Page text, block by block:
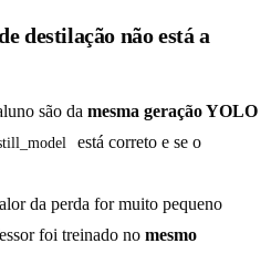
destilação não está a
são da mesma geração YOLO
está correto e se o
da perda for muito pequeno
foi treinado no mesmo